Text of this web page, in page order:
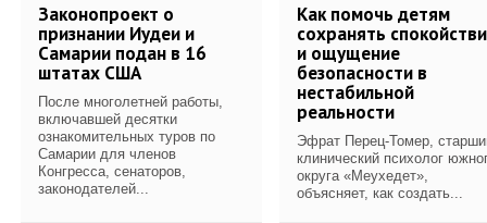
Законопроект о
признании Иудеи и
Самарии подан в 16
штатах США
После многолетней работы,
включавшей десятки
ознакомительных туров по
Самарии для членов
Конгресса, сенаторов,
законодателей...
Как помочь детям
сохранять
и ощущение
безопасности в
нестабильной
реальности
Эфрат Перец-Томер,
клинический психолог
округа «Меухедет»,
объясняет, как создать...